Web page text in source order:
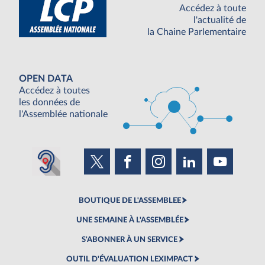
Accédez à toute
l'actualité de
la Chaine Parlementaire
OPEN DATA
Accédez à toutes
les données de
l'Assemblée nationale
BOUTIQUE DE L'ASSEMBLEE
UNE SEMAINE À L'ASSEMBLÉE
S'ABONNER À UN SERVICE
OUTIL D'ÉVALUATION LEXIMPACT